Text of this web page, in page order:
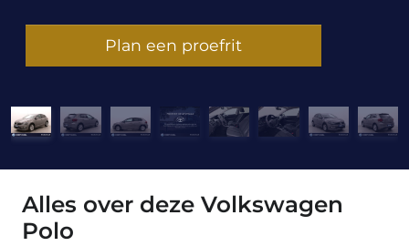
Plan een proefrit
Alles over deze Volkswagen
Polo